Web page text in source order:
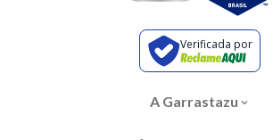
Verificada por
A Garrastazu